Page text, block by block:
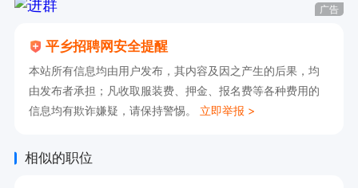
广告
平乡招聘网安全提醒
本站所有信息均由用户发布，其内容及因之产生的后果，均
由发布者承担；凡收取服装费、押金、报名费等各种费用的
信息均有欺诈嫌疑，请保持警惕。 立即举报 >
相似的职位